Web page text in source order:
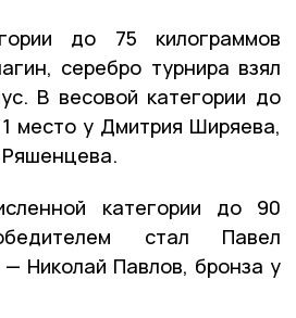
до 75 килограммов
серебро турнира взял
В весовой категории до
место у Дмитрия Ширяева,
категории до 90
стал Павел
Николай Павлов, бронза у